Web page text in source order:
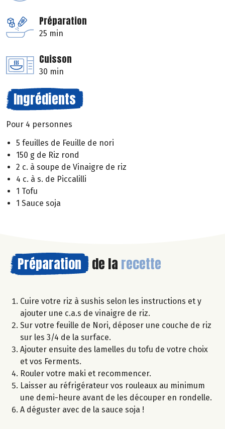
Préparation
25 min
Cuisson
30 min
Ingrédients
Pour 4 personnes
5 feuilles de Feuille de nori
150 g de Riz rond
2 c. à soupe de Vinaigre de riz
4 c. à s. de Piccalilli
1 Tofu
1 Sauce soja
Préparation de la recette
Cuire votre riz à sushis selon les instructions et y
ajouter une c.a.s de vinaigre de riz.
Sur votre feuille de Nori, déposer une couche de riz
sur les 3/4 de la surface.
Ajouter ensuite des lamelles du tofu de votre choix
et vos Ferments.
Rouler votre maki et recommencer.
Laisser au réfrigérateur vos rouleaux au minimum
une demi-heure avant de les découper en rondelle.
A déguster avec de la sauce soja !